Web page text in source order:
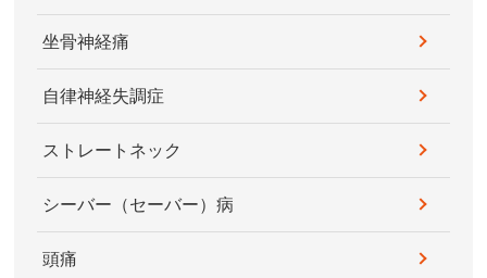
坐骨神経痛
自律神経失調症
ストレートネック
シーバー（セーバー）病
頭痛